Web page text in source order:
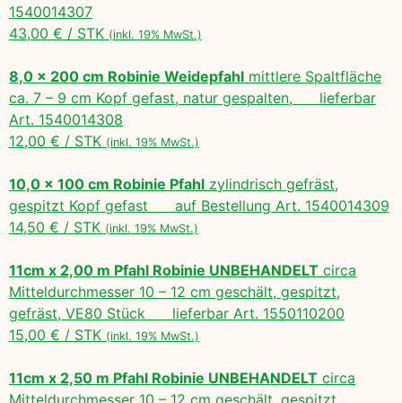
1540014307
43,00 € / STK (inkl. 19% MwSt.)
8,0 x 200 cm Robinie Weidepfahl mittlere Spaltfläche
ca. 7 – 9 cm Kopf gefast, natur gespalten, lieferbar
Art. 1540014308
12,00 € / STK (inkl. 19% MwSt.)
10,0 x 100 cm Robinie Pfahl zylindrisch gefräst,
gespitzt Kopf gefast auf Bestellung Art. 1540014309
14,50 € / STK (inkl. 19% MwSt.)
11cm x 2,00 m Pfahl Robinie UNBEHANDELT circa
Mitteldurchmesser 10 – 12 cm geschält, gespitzt,
gefräst, VE80 Stück lieferbar Art. 1550110200
15,00 € / STK (inkl. 19% MwSt.)
11cm x 2,50 m Pfahl Robinie UNBEHANDELT circa